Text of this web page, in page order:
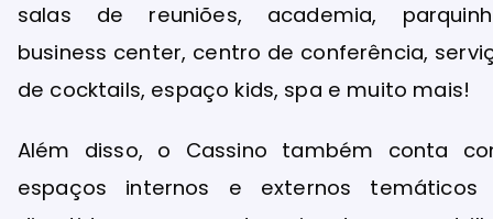
salas de reuniões, academia,
business center, centro de conferência,
de cocktails, espaço kids, spa e muito mais!
Além disso, o Cassino também conta
espaços internos e externos temáticos